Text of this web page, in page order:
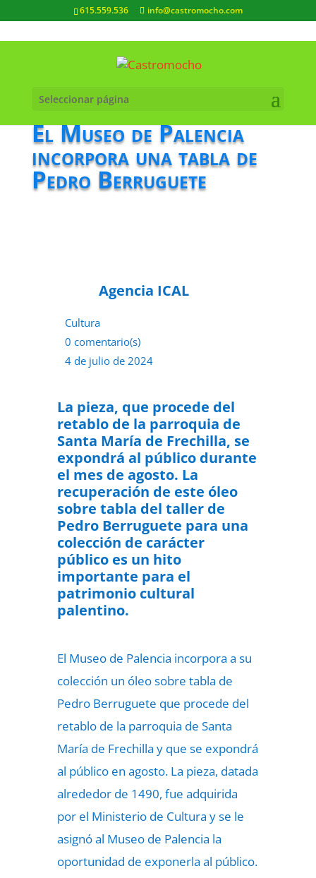
615.559.536 info@castromocho.com
Seleccionar página
El Museo de Palencia
incorpora una tabla de
Pedro Berruguete
Agencia ICAL
Cultura
0 comentario(s)
4 de julio de 2024
La pieza, que procede del
retablo de la parroquia de
Santa María de Frechilla, se
expondrá al público durante
el mes de agosto. La
recuperación de este óleo
sobre tabla del taller de
Pedro Berruguete para una
colección de carácter
público es un hito
importante para el
patrimonio cultural
palentino.
El Museo de Palencia incorpora a su
colección un óleo sobre tabla de
Pedro Berruguete que procede del
retablo de la parroquia de Santa
María de Frechilla y que se expondrá
al público en agosto. La pieza, datada
alrededor de 1490, fue adquirida
por el Ministerio de Cultura y se le
asignó al Museo de Palencia la
oportunidad de exponerla al público.